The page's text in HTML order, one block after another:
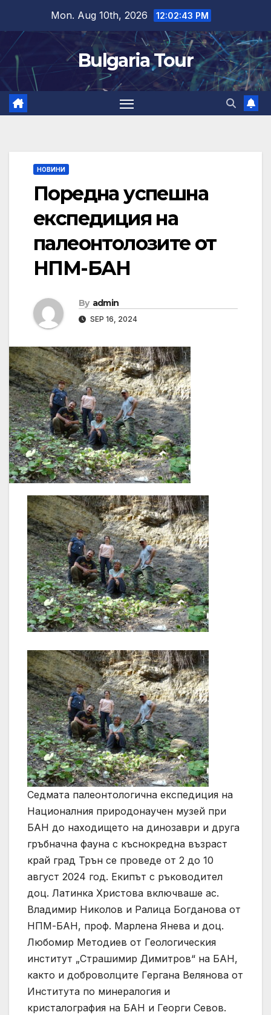
content
Mon. Aug 10th, 2026 12:02:44 PM
Bulgaria Tour
НОВИНИ
Поредна успешна
експедиция на
палеонтолозите от
НПМ-БАН
By admin
SEP 16, 2024
Седмата палеонтологична експедиция на
Националния природонаучен музей при
БАН до находището на динозаври и друга
гръбначна фауна с къснокредна възраст
край град Трън се проведе от 2 до 10
август 2024 год. Екипът с ръководител
доц. Латинка Христова включваше ас.
Владимир Николов и Ралица Богданова от
НПМ-БАН, проф. Марлена Янева и доц.
Любомир Методиев от Геологическия
институт „Страшимир Димитров“ на БАН,
както и доброволците Гергана Велянова от
Института по минералогия и
кристалография на БАН и Георги Севов.